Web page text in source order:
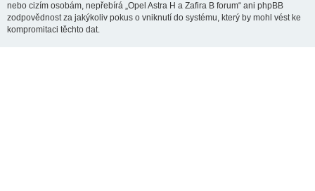
nebo cizím osobám, nepřebírá „Opel Astra H a Zafira B forum“ ani phpBB
zodpovědnost za jakýkoliv pokus o vniknutí do systému, který by mohl vést ke
kompromitaci těchto dat.